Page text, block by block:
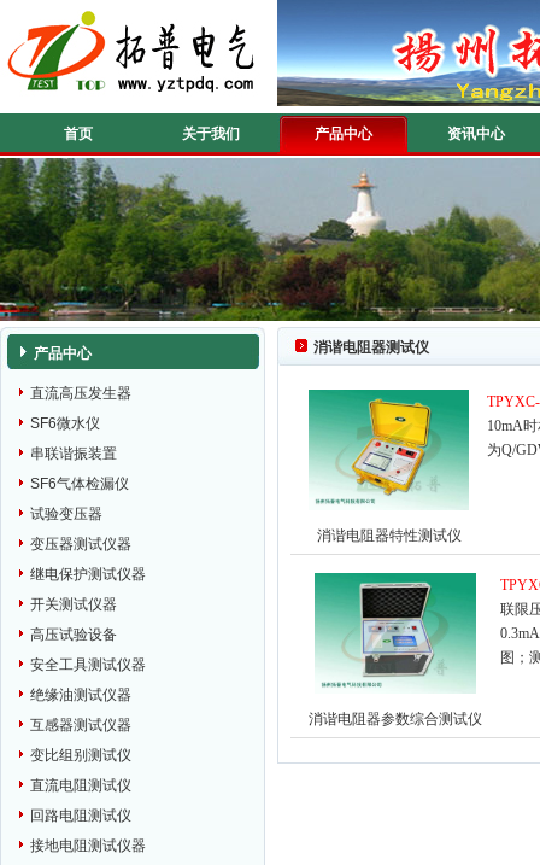
首页 关于我们 产品中心 资讯中心
产品中心
直流高压发生器
SF6微水仪
串联谐振装置
SF6气体检漏仪
试验变压器
变压器测试仪器
继电保护测试仪器
开关测试仪器
高压试验设备
安全工具测试仪器
绝缘油测试仪器
互感器测试仪器
变比组别测试仪
直流电阻测试仪
回路电阻测试仪
接地电阻测试仪器
消谐电阻器测试仪
消谐电阻器特性测试仪
10mA
为Q/
消谐电阻器参数综合测试仪
联限
图；